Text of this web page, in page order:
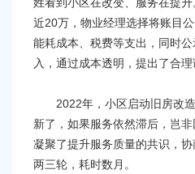
近20万，物业经理选择将账目
能耗成本、税费等支出，同时
入，通过成本透明，提出了合理
2022年，小区启动旧房改造
新了，如果服务依然滞后，岂
凝聚了提升服务质量的共识，
两三轮，耗时数月。